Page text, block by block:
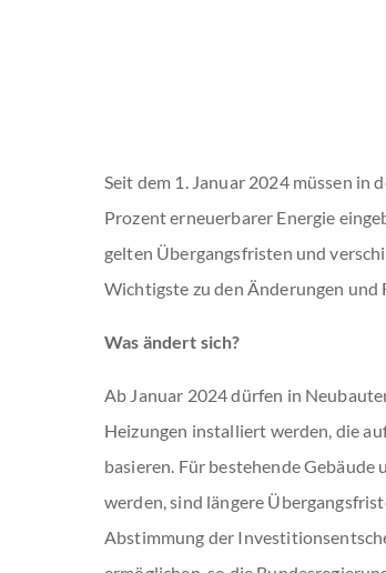
Seit dem 1. Januar 2024 müssen in
Prozent erneuerbarer Energie
gelten Übergangsfristen und
Wichtigste zu den Änderungen und
Was ändert sich?
Ab Januar 2024 dürfen in
Heizungen installiert werden, die
basieren. Für bestehende
werden, sind längere
Abstimmung der